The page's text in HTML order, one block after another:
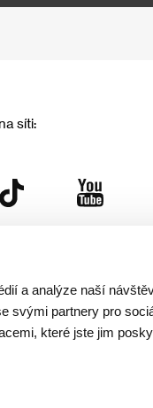
a analýze naší
svými partnery pro
které jste jim
síti:
zastřešuje i další